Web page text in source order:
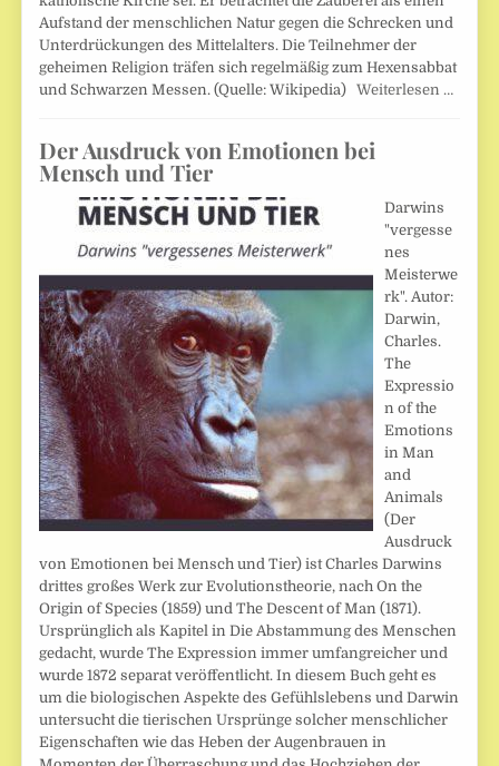
Aufstand der menschlichen Natur gegen die Schrecken und
Unterdrückungen des Mittelalters. Die Teilnehmer der
geheimen Religion träfen sich regelmäßig zum Hexensabbat
und Schwarzen Messen. (Quelle: Wikipedia)Weiterlesen …
Der Ausdruck von Emotionen bei
Mensch und Tier
Darwins
"vergesse
nes
Meisterwe
rk". Autor:
Darwin,
Charles.
The
Expressio
n of the
Emotions
in Man
and
Animals
(Der
Ausdruck
von Emotionen bei Mensch und Tier) ist Charles Darwins
drittes großes Werk zur Evolutionstheorie, nach On the
Origin of Species (1859) und The Descent of Man (1871).
Ursprünglich als Kapitel in Die Abstammung des Menschen
gedacht, wurde The Expression immer umfangreicher und
wurde 1872 separat veröffentlicht. In diesem Buch geht es
um die biologischen Aspekte des Gefühlslebens und Darwin
untersucht die tierischen Ursprünge solcher menschlicher
Eigenschaften wie das Heben der Augenbrauen in